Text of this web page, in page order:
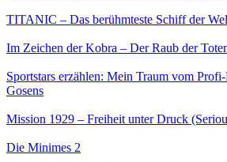
TITANIC – Das berühmteste Schiff der
Im Zeichen der Kobra – Der Raub der
Sportstars erzählen: Mein Traum vom
Gosens
Mission 1929 – Freiheit unter Druck
Die Minimes 2